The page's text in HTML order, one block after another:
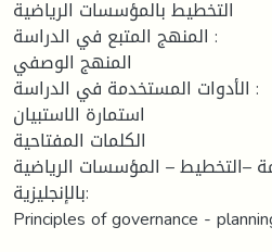
التخطيط بالمؤسسات الرياضية
المنهج المتبع في الدراسة :
المنهج الوصفي
الأدوات المستخدمة في الدراسة :
استمارة الاستبيان
الكلمات المفتاحية
–التخطيط – المؤسسات الرياضية .
بالإنجليزية:
Principles of governance -